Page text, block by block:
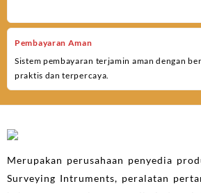
Pembayaran Aman
Sistem pembayaran terjamin aman dengan
praktis dan terpercaya.
Merupakan perusahaan penyedia
Surveying Intruments, peralatan